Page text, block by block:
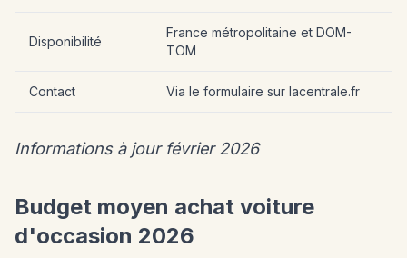
Disponibilité
France métropolitaine et DOM-
TOM
Contact Via le formulaire sur lacentrale.fr
Informations à jour février 2026
Budget moyen achat voiture
d'occasion 2026